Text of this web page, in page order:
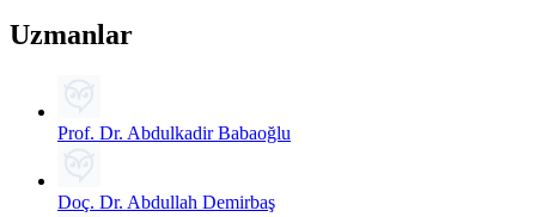
Uzmanlar
Prof. Dr. Abdulkadir Babaoğlu
Doç. Dr. Abdullah Demirbaş